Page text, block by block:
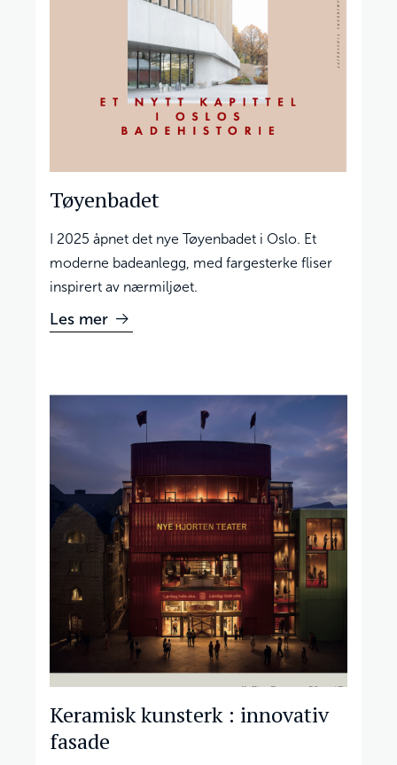
Tøyenbadet
I 2025 åpnet det nye Tøyenbadet i Oslo. Et
moderne badeanlegg, med fargesterke fliser
inspirert av nærmiljøet.
Les mer
Keramisk kunsterk : innovativ
fasade